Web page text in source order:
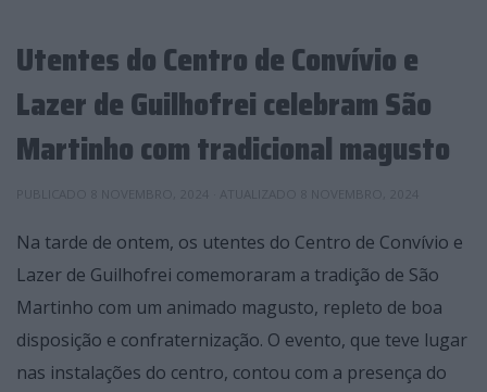
Utentes do Centro de Convívio e
Lazer de Guilhofrei celebram São
Martinho com tradicional magusto
Na tarde de ontem, os utentes do Centro de Convívio e
Lazer de Guilhofrei comemoraram a tradição de São
Martinho com um animado magusto, repleto de boa
disposição e confraternização. O evento, que teve lugar
nas instalações do centro, contou com a presença do